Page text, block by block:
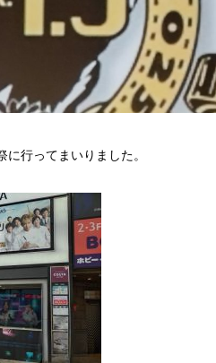
行ってまいりました。